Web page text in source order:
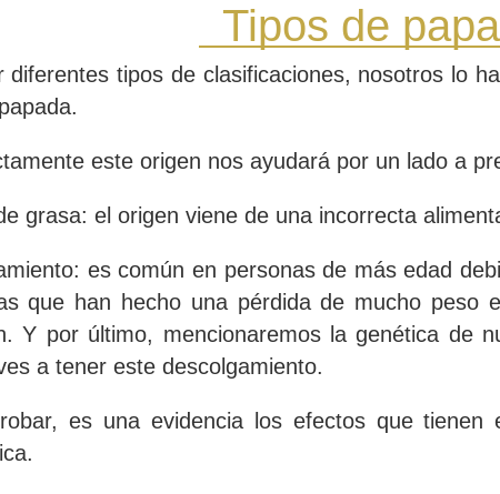
Tipos de
diferentes tipos de clasificaciones, nosotros lo
.
este origen nos ayudará por un lado a
grasa: el origen viene de una incorrecta
: es común en personas de más edad
que han hecho una pérdida de mucho peso
Y por último, mencionaremos la genética de
a tener este descolgamiento.
es una evidencia los efectos que